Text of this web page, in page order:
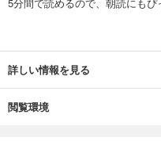
5分間で読めるので、朝読にもぴ
◎百壁町の謎―ミル登場
◎一平丘 ななし工場のお化け煙突
◎百壁町四丁目 嘘つき
◎一ノ白橋東交差点 恋のまじない
詳しい情報を見る
閲覧環境